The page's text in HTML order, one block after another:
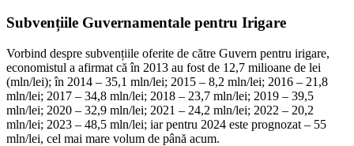
Subvențiile Guvernamentale pentru Irigare
Vorbind despre subvențiile oferite de către Guvern pentru irigare,
economistul a afirmat că în 2013 au fost de 12,7 milioane de lei
(mln/lei); în 2014 – 35,1 mln/lei; 2015 – 8,2 mln/lei; 2016 – 21,8
mln/lei; 2017 – 34,8 mln/lei; 2018 – 23,7 mln/lei; 2019 – 39,5
mln/lei; 2020 – 32,9 mln/lei; 2021 – 24,2 mln/lei; 2022 – 20,2
mln/lei; 2023 – 48,5 mln/lei; iar pentru 2024 este prognozat – 55
mln/lei, cel mai mare volum de până acum.